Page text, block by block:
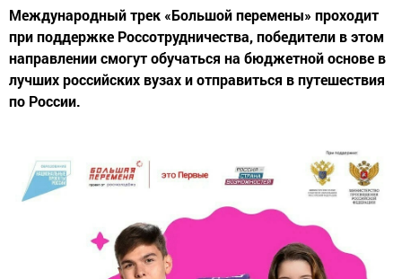
Международный трек «Большой перемены» проходит
при поддержке Россотрудничества, победители в этом
направлении смогут обучаться на бюджетной основе в
лучших российских вузах и отправиться в путешествия
по России.